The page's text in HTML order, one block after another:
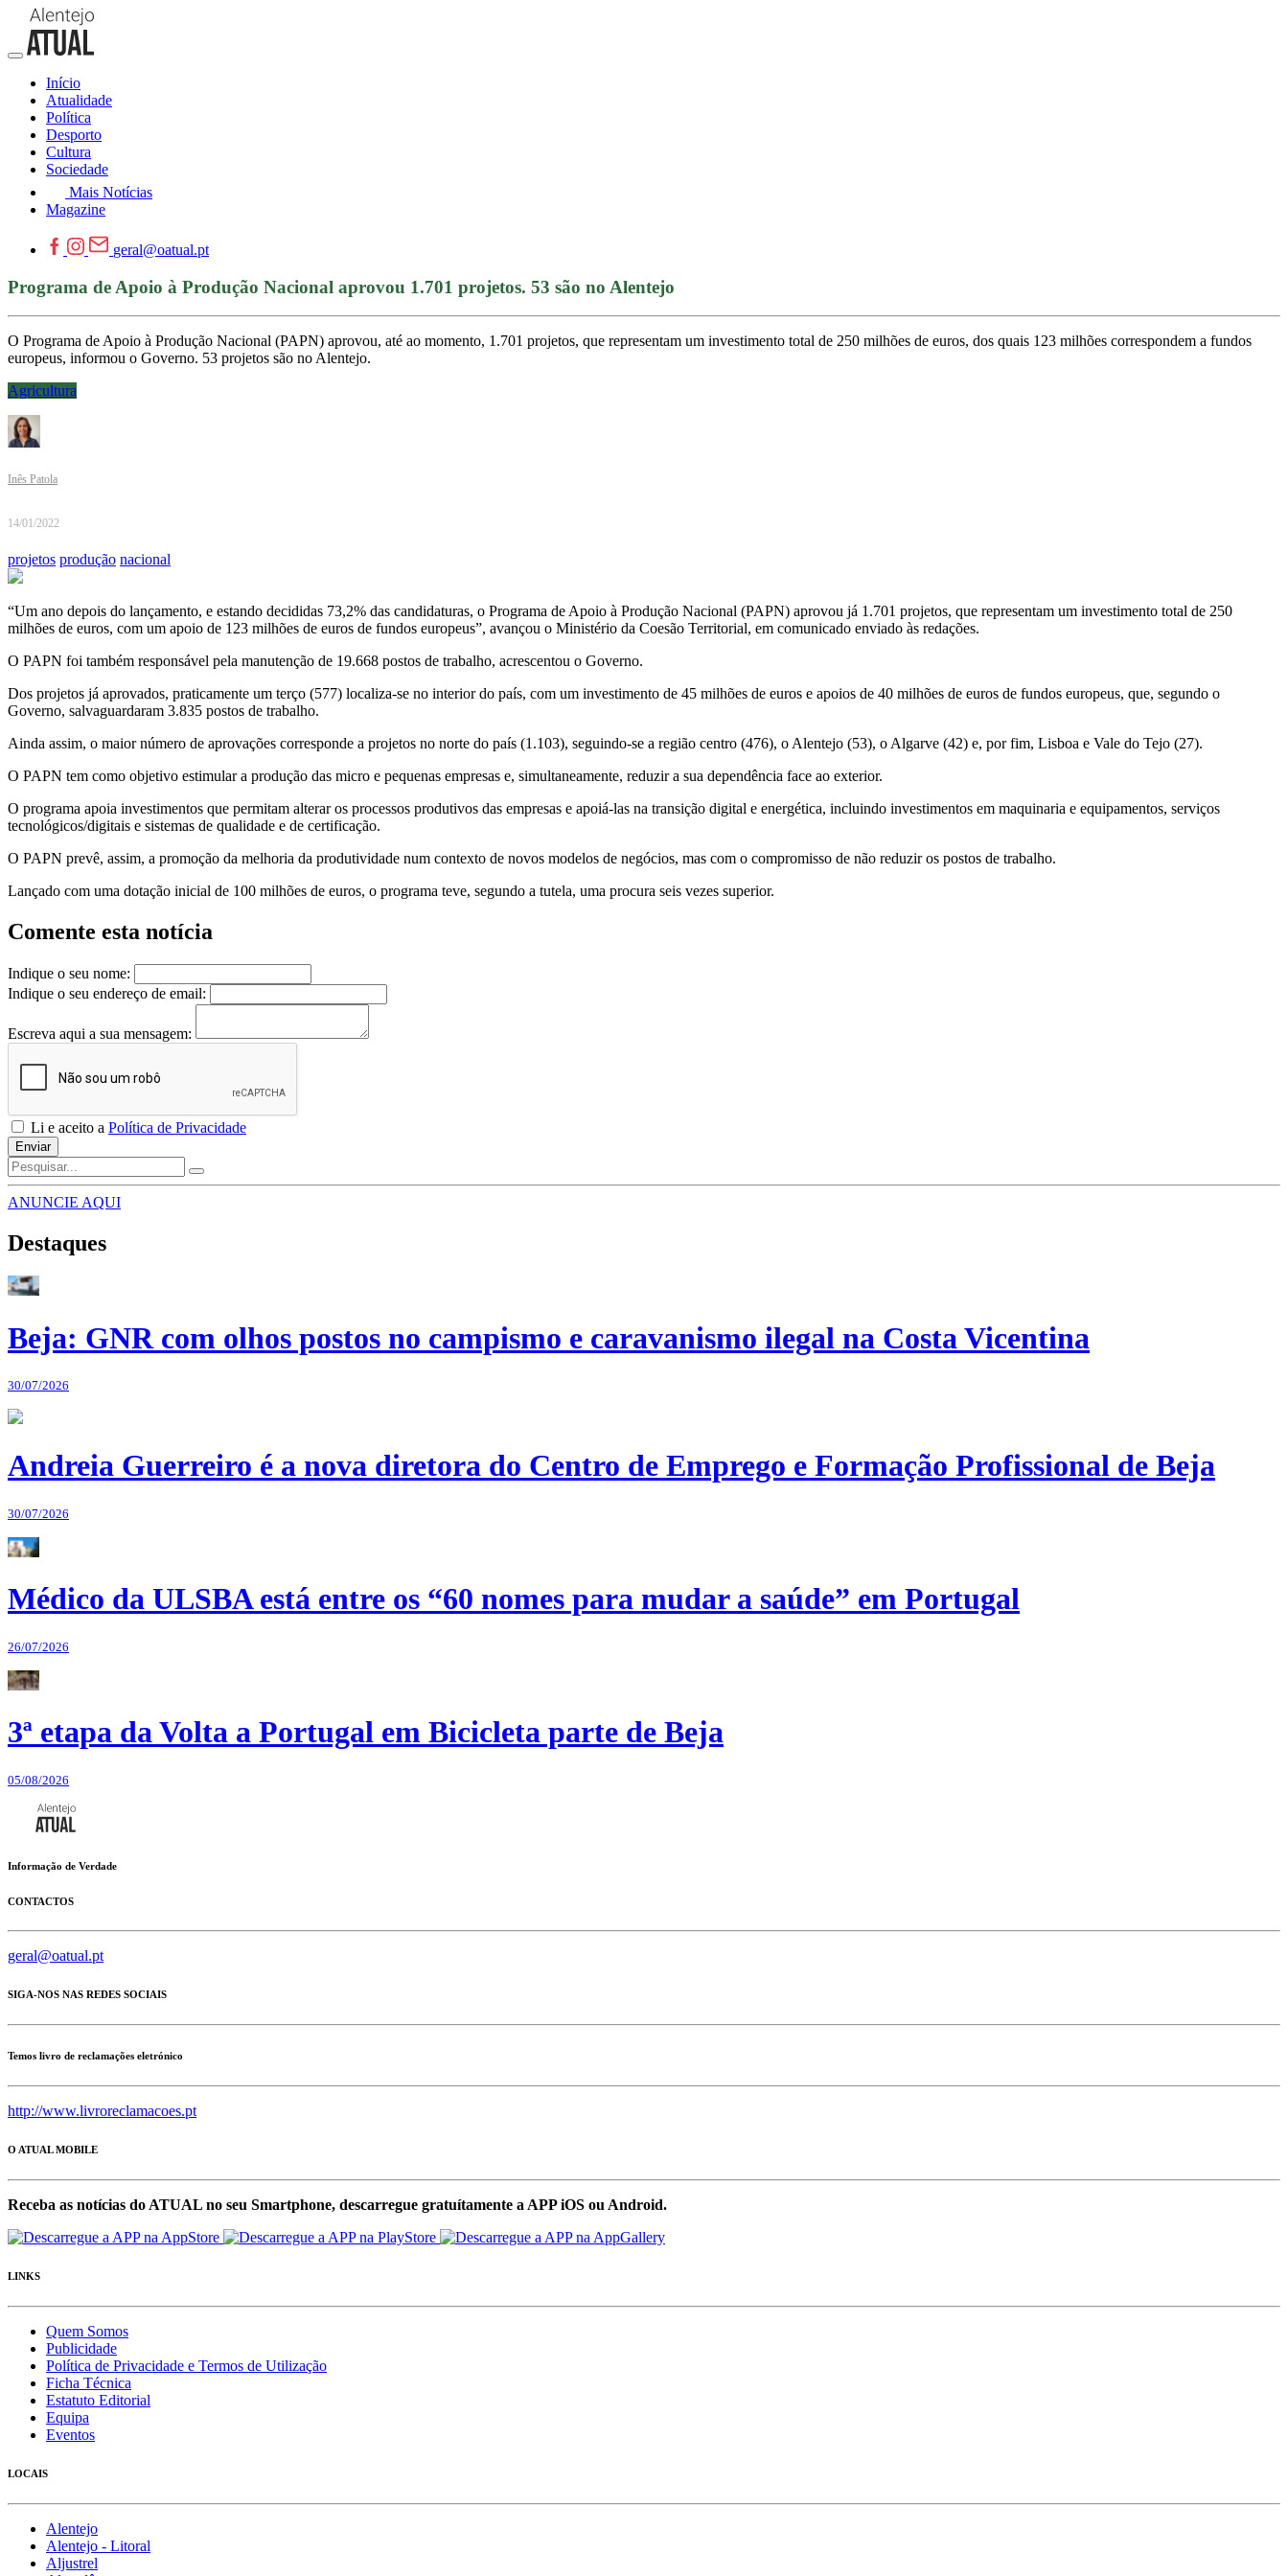
Início
Atualidade
Política
Desporto
Cultura
Sociedade
Mais Notícias
Magazine
geral@oatual.pt
Programa de Apoio à Produção Nacional aprovou 1.701 projetos. 53 são no Alentejo
O Programa de Apoio à Produção Nacional (PAPN) aprovou, até ao momento, 1.701 projetos, que representam um investimento total de 250 milhões de euros, dos quais 123 milhões correspondem a fundos
europeus, informou o Governo. 53 projetos são no Alentejo.
Agricultura
Inês Patola
14/01/2022
projetos produção nacional
“Um ano depois do lançamento, e estando decididas 73,2% das candidaturas, o Programa de Apoio à Produção Nacional (PAPN) aprovou já 1.701 projetos, que representam um investimento total de 250
milhões de euros, com um apoio de 123 milhões de euros de fundos europeus”, avançou o Ministério da Coesão Territorial, em comunicado enviado às redações.
O PAPN foi também responsável pela manutenção de 19.668 postos de trabalho, acrescentou o Governo.
Dos projetos já aprovados, praticamente um terço (577) localiza-se no interior do país, com um investimento de 45 milhões de euros e apoios de 40 milhões de euros de fundos europeus, que, segundo o
Governo, salvaguardaram 3.835 postos de trabalho.
Ainda assim, o maior número de aprovações corresponde a projetos no norte do país (1.103), seguindo-se a região centro (476), o Alentejo (53), o Algarve (42) e, por fim, Lisboa e Vale do Tejo (27).
O PAPN tem como objetivo estimular a produção das micro e pequenas empresas e, simultaneamente, reduzir a sua dependência face ao exterior.
O programa apoia investimentos que permitam alterar os processos produtivos das empresas e apoiá-las na transição digital e energética, incluindo investimentos em maquinaria e equipamentos, serviços
tecnológicos/digitais e sistemas de qualidade e de certificação.
O PAPN prevê, assim, a promoção da melhoria da produtividade num contexto de novos modelos de negócios, mas com o compromisso de não reduzir os postos de trabalho.
Lançado com uma dotação inicial de 100 milhões de euros, o programa teve, segundo a tutela, uma procura seis vezes superior.
Comente esta notícia
Indique o seu nome:
Indique o seu endereço de email:
Escreva aqui a sua mensagem:
Li e aceito a Política de Privacidade
Enviar
ANUNCIE AQUI
Destaques
Beja: GNR com olhos postos no campismo e caravanismo ilegal na Costa Vicentina
30/07/2026
Andreia Guerreiro é a nova diretora do Centro de Emprego e Formação Profissional de Beja
30/07/2026
Médico da ULSBA está entre os “60 nomes para mudar a saúde” em Portugal
26/07/2026
3ª etapa da Volta a Portugal em Bicicleta parte de Beja
05/08/2026
Informação de Verdade
CONTACTOS
geral@oatual.pt
SIGA-NOS NAS REDES SOCIAIS
Temos livro de reclamações eletrónico
http://www.livroreclamacoes.pt
O ATUAL MOBILE
Receba as notícias do ATUAL no seu Smartphone, descarregue gratuítamente a APP iOS ou Android.
LINKS
Quem Somos
Publicidade
Política de Privacidade e Termos de Utilização
Ficha Técnica
Estatuto Editorial
Equipa
Eventos
LOCAIS
Alentejo
Alentejo - Litoral
Aljustrel